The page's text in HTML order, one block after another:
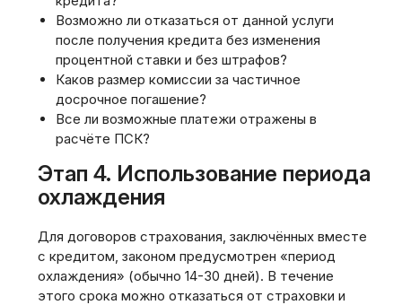
Возможно ли отказаться от данной услуги
после получения кредита без изменения
процентной ставки и без штрафов?
Каков размер комиссии за частичное
досрочное погашение?
Все ли возможные платежи отражены в
расчёте ПСК?
Этап 4. Использование периода
охлаждения
Для договоров страхования, заключённых вместе
с кредитом, законом предусмотрен «период
охлаждения» (обычно 14-30 дней). В течение
этого срока можно отказаться от страховки и